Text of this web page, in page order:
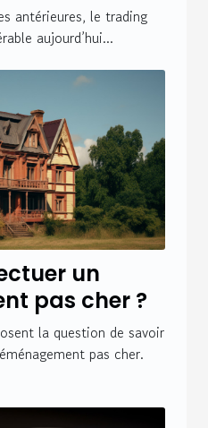
antérieures, le trading
aujourd’hui...
un
pas cher ?
la question de savoir
pas cher.